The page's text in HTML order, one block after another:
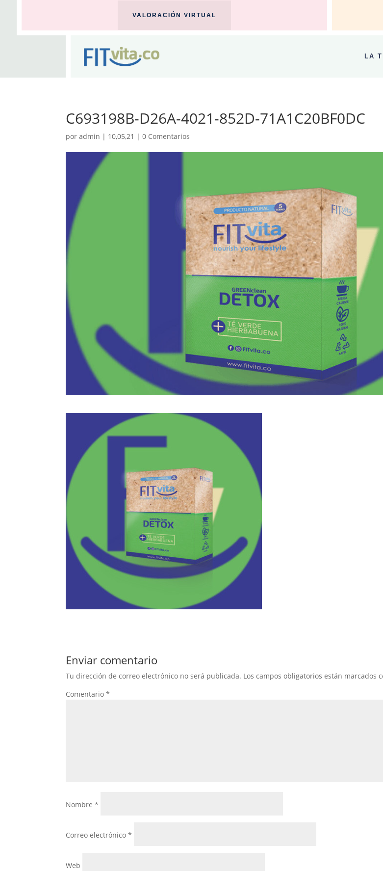
VALORACIÓN VIRTUAL
LA
C693198B-D26A-4021-852D-71A1C20BF0DC
poradmin | 10,05,21 |0 Comentarios
Enviar comentario
Tu dirección de correo electrónico no será publicada. Los campos obligatorios están marcados
Comentario*
Nombre*
Correo electrónico*
Web